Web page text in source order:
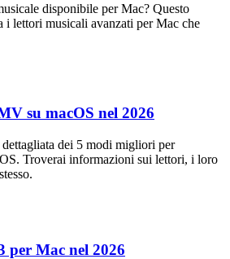
disponibile per Mac? Questo
i lettori musicali avanzati per Mac che
su macOS nel 2026
dettagliata dei 5 modi migliori per
Troverai informazioni sui lettori, i loro
Mac nel 2026